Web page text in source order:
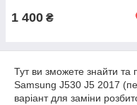
1 400 ₴
Тут ви зможете знайти та
Samsung J530 J5 2017
варіант для заміни